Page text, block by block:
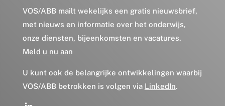
VOS/ABB mailt wekelijks een gratis nieuwsbrief,
met nieuws en informatie over het onderwijs,
onze diensten, bijeenkomsten en vacatures.
Meld u nu aan
U kunt ook de belangrijke ontwikkelingen waarbij
VOS/ABB betrokken is volgen via LinkedIn.